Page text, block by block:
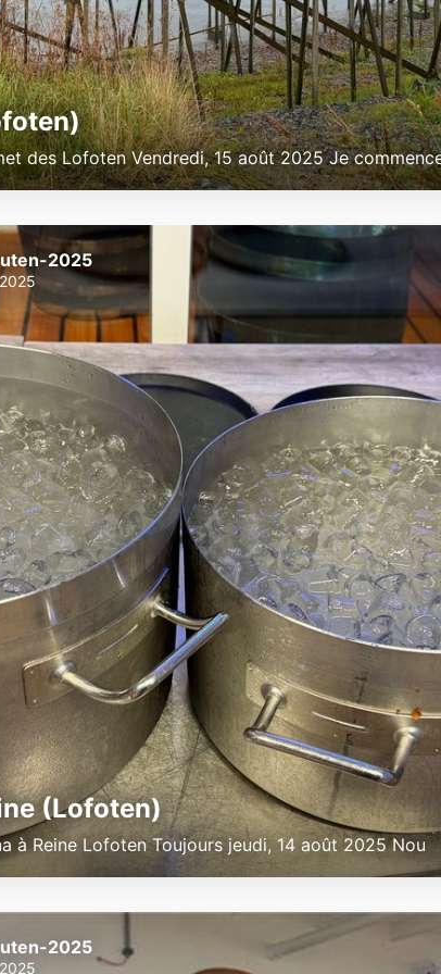
des Lofoten Vendredi, 15 août 2025 Je
(Lofoten)
à Reine Lofoten Toujours jeudi, 14 août 2025 Nou
2025
2025